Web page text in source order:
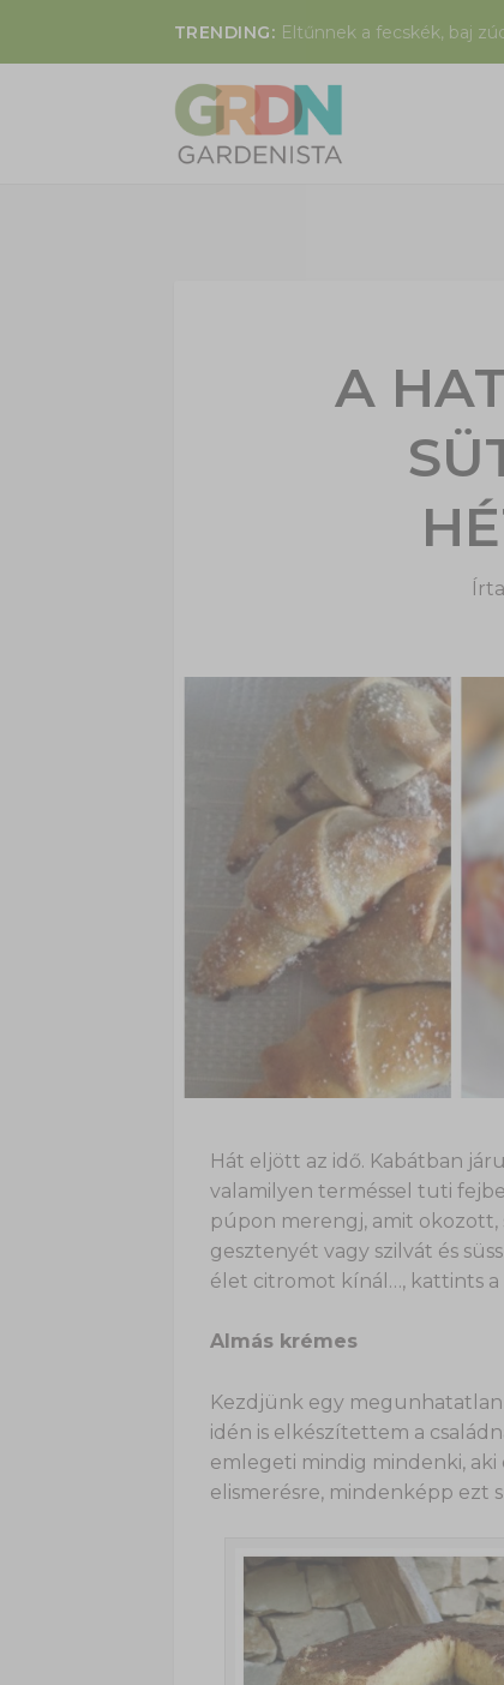
TRENDING: Eltűnnek a fecskék, baj
A
Írta
Hát eljött az idő. Kabátban
valamilyen terméssel tuti
púpon merengj, amit okozott,
gesztenyét vagy szilvát és
élet citromot kínál…, kattints
Almás krémes
Kezdjünk egy megunhatatlan
idén is elkészítettem a
emlegeti mindig mindenki,
elismerésre, mindenképp ezt